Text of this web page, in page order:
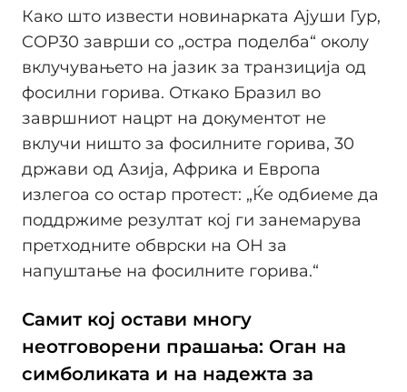
Како што извести новинарката Ајуши Гур,
COP30 заврши со „остра поделба“ околу
вклучувањето на јазик за транзиција од
фосилни горива. Откако Бразил во
завршниот нацрт на документот не
вклучи ништо за фосилните горива, 30
држави од Азија, Африка и Европа
излегоа со остар протест: „Ќе одбиеме да
поддржиме резултат кој ги занемарува
претходните обврски на ОН за
напуштање на фосилните горива.“
Самит кој остави многу
неотговорени прашања: Оган на
симболиката и на надежта за